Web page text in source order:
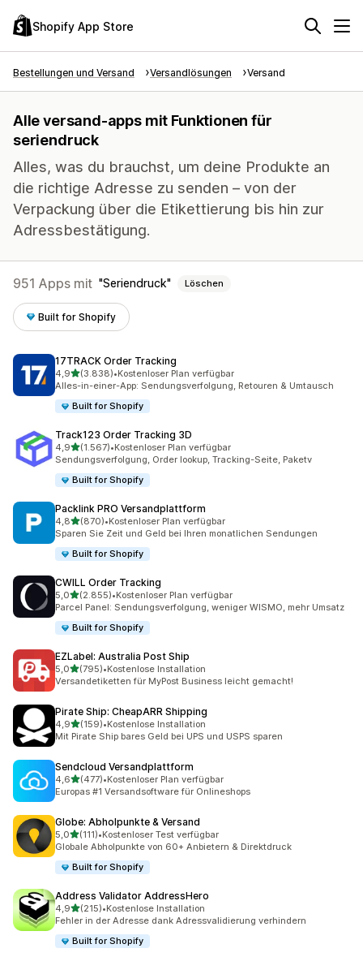
Shopify App Store
Bestellungen und Versand Versandlösungen Versand
Alle versand-apps mit Funktionen für
seriendruck
Alles, was du brauchst, um deine Produkte an
die richtige Adresse zu senden – von der
Verpackung über die Etikettierung bis hin zur
Adressbestätigung.
951 Apps mit Seriendruck Löschen
Built for Shopify
17TRACK Order Tracking
4,9von 5 Sternen
(3.838)
3838 Rezensionen insgesamt
•Kostenloser Plan verfügbar
Alles-in-einer-App: Sendungsverfolgung, Retouren & Umtausch
Built for Shopify
Track123 Order Tracking 3D
4,9von 5 Sternen
(1.567)
1567 Rezensionen insgesamt
•Kostenloser Plan verfügbar
Sendungsverfolgung, Order lookup, Tracking-Seite, Paketv
Built for Shopify
Packlink PRO Versandplattform
4,8von 5 Sternen
(870)
870 Rezensionen insgesamt
•Kostenloser Plan verfügbar
Sparen Sie Zeit und Geld bei Ihren monatlichen Sendungen
Built for Shopify
CWILL Order Tracking
5,0von 5 Sternen
(2.855)
2855 Rezensionen insgesamt
•Kostenloser Plan verfügbar
Parcel Panel: Sendungsverfolgung, weniger WISMO, mehr Umsatz
Built for Shopify
EZLabel: Australia Post Ship
5,0von 5 Sternen
(795)
795 Rezensionen insgesamt
•Kostenlose Installation
Versandetiketten für MyPost Business leicht gemacht!
Pirate Ship: CheapARR Shipping
4,9von 5 Sternen
(159)
159 Rezensionen insgesamt
•Kostenlose Installation
Mit Pirate Ship bares Geld bei UPS und USPS sparen
Sendcloud Versandplattform
4,6von 5 Sternen
(477)
477 Rezensionen insgesamt
•Kostenloser Plan verfügbar
Europas #1 Versandsoftware für Onlineshops
Globe: Abholpunkte & Versand
5,0von 5 Sternen
(111)
111 Rezensionen insgesamt
•Kostenloser Test verfügbar
Globale Abholpunkte von 60+ Anbietern & Direktdruck
Built for Shopify
Address Validator AddressHero
4,9von 5 Sternen
(215)
215 Rezensionen insgesamt
•Kostenlose Installation
Fehler in der Adresse dank Adressvalidierung verhindern
Built for Shopify